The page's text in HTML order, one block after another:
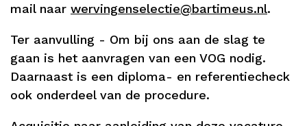
mail naar wervingenselectie@bartimeus.nl.
Ter aanvulling - Om bij ons aan de slag te
gaan is het aanvragen van een VOG nodig.
Daarnaast is een diploma- en referentiecheck
ook onderdeel van de procedure.